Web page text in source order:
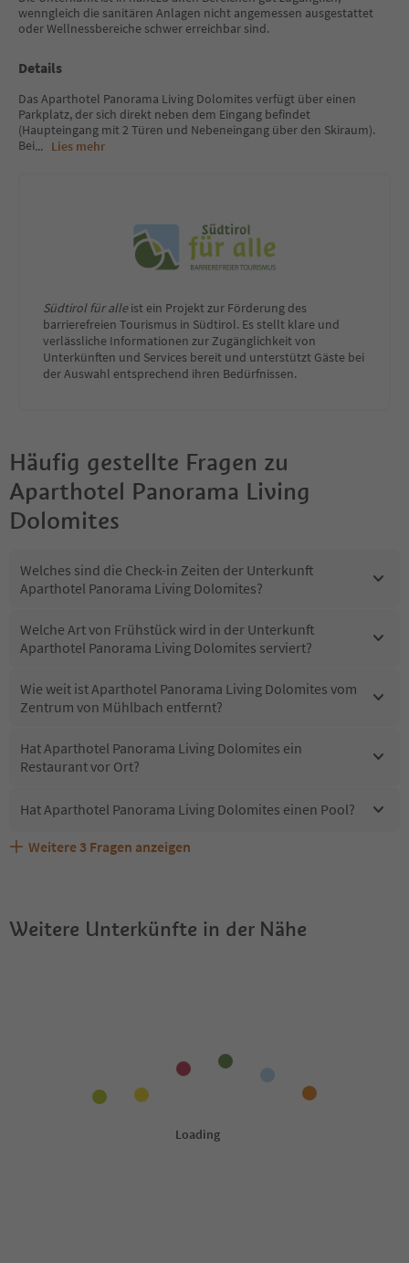
wenngleich die sanitären Anlagen nicht angemessen ausgestattet
oder Wellnessbereiche schwer erreichbar sind.
Details
Das Aparthotel Panorama Living Dolomites verfügt über einen
Parkplatz, der sich direkt neben dem Eingang befindet
(Haupteingang mit 2 Türen und Nebeneingang über den Skiraum).
Bei... Lies mehr
Südtirol für alleist ein Projekt zur Förderung des
barrierefreien Tourismus in Südtirol. Es stellt klare und
verlässliche Informationen zur Zugänglichkeit von
Unterkünften und Services bereit und unterstützt Gäste bei
der Auswahl entsprechend ihren Bedürfnissen.
Häufig gestellte Fragen zu
Aparthotel Panorama Living
Dolomites
Welches sind die Check-in Zeiten der Unterkunft
Aparthotel Panorama Living Dolomites?
Welche Art von Frühstück wird in der Unterkunft
Aparthotel Panorama Living Dolomites serviert?
Wie weit ist Aparthotel Panorama Living Dolomites vom
Zentrum von Mühlbach entfernt?
Hat Aparthotel Panorama Living Dolomites ein
Restaurant vor Ort?
Hat Aparthotel Panorama Living Dolomites einen Pool?
Sind Haustiere in der Unterkunft Aparthotel Panorama
Welche Services bietet Aparthotel Panorama Living
Erhalten die Gäste von Aparthotel Panorama Living
Weitere 3 Fragen anzeigen
Weitere Unterkünfte in der Nähe